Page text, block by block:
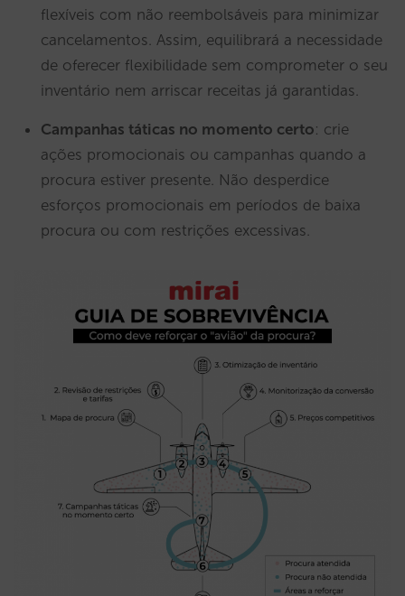
flexíveis com não reembolsáveis para minimizar
cancelamentos. Assim, equilibrará a necessidade
de oferecer flexibilidade sem comprometer o seu
inventário nem arriscar receitas já garantidas.
Campanhas táticas no momento certo: crie
ações promocionais ou campanhas quando a
procura estiver presente. Não desperdice
esforços promocionais em períodos de baixa
procura ou com restrições excessivas.